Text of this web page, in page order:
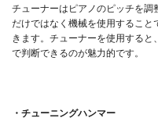
チューナーはピアノのピッチを
だけではなく機械を使用するこ
きます。チューナーを使用する
で判断できるのが魅力的です。
・チューニングハンマー